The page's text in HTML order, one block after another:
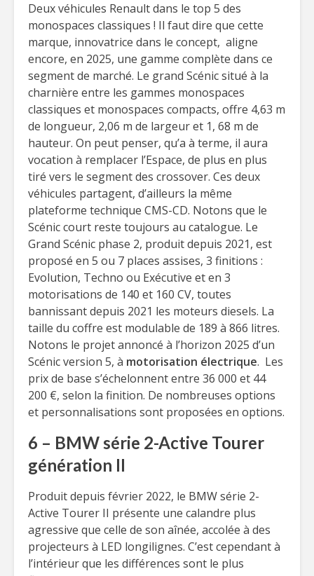
Deux véhicules Renault dans le top 5 des
monospaces classiques ! Il faut dire que cette
marque, innovatrice dans le concept, aligne
encore, en 2025, une gamme complète dans ce
segment de marché. Le grand Scénic situé à la
charnière entre les gammes monospaces
classiques et monospaces compacts, offre 4,63 m
de longueur, 2,06 m de largeur et 1, 68 m de
hauteur. On peut penser, qu’a à terme, il aura
vocation à remplacer l’Espace, de plus en plus
tiré vers le segment des crossover. Ces deux
véhicules partagent, d’ailleurs la même
plateforme technique CMS-CD. Notons que le
Scénic court reste toujours au catalogue. Le
Grand Scénic phase 2, produit depuis 2021, est
proposé en 5 ou 7 places assises, 3 finitions :
Evolution, Techno ou Exécutive et en 3
motorisations de 140 et 160 CV, toutes
bannissant depuis 2021 les moteurs diesels. La
taille du coffre est modulable de 189 à 866 litres.
Notons le projet annoncé à l’horizon 2025 d’un
Scénic version 5, à motorisation électrique. Les
prix de base s’échelonnent entre 36 000 et 44
200 €, selon la finition. De nombreuses options
et personnalisations sont proposées en options.
6 – BMW série 2-Active Tourer
génération II
Produit depuis février 2022, le BMW série 2-
Active Tourer II présente une calandre plus
agressive que celle de son aînée, accolée à des
projecteurs à LED longilignes. C’est cependant à
l’intérieur que les différences sont le plus